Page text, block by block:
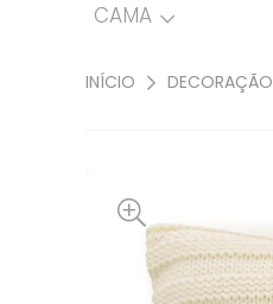
CAMA
INÍCIO DECORAÇÃO